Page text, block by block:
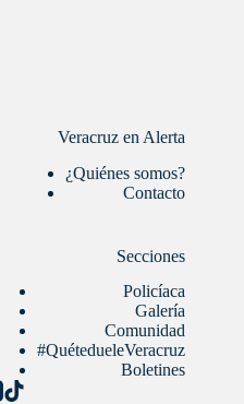
Veracruz en Alerta
¿Quiénes somos?
Contacto
Secciones
Policíaca
Galería
Comunidad
#QuétedueleVeracruz
Boletines